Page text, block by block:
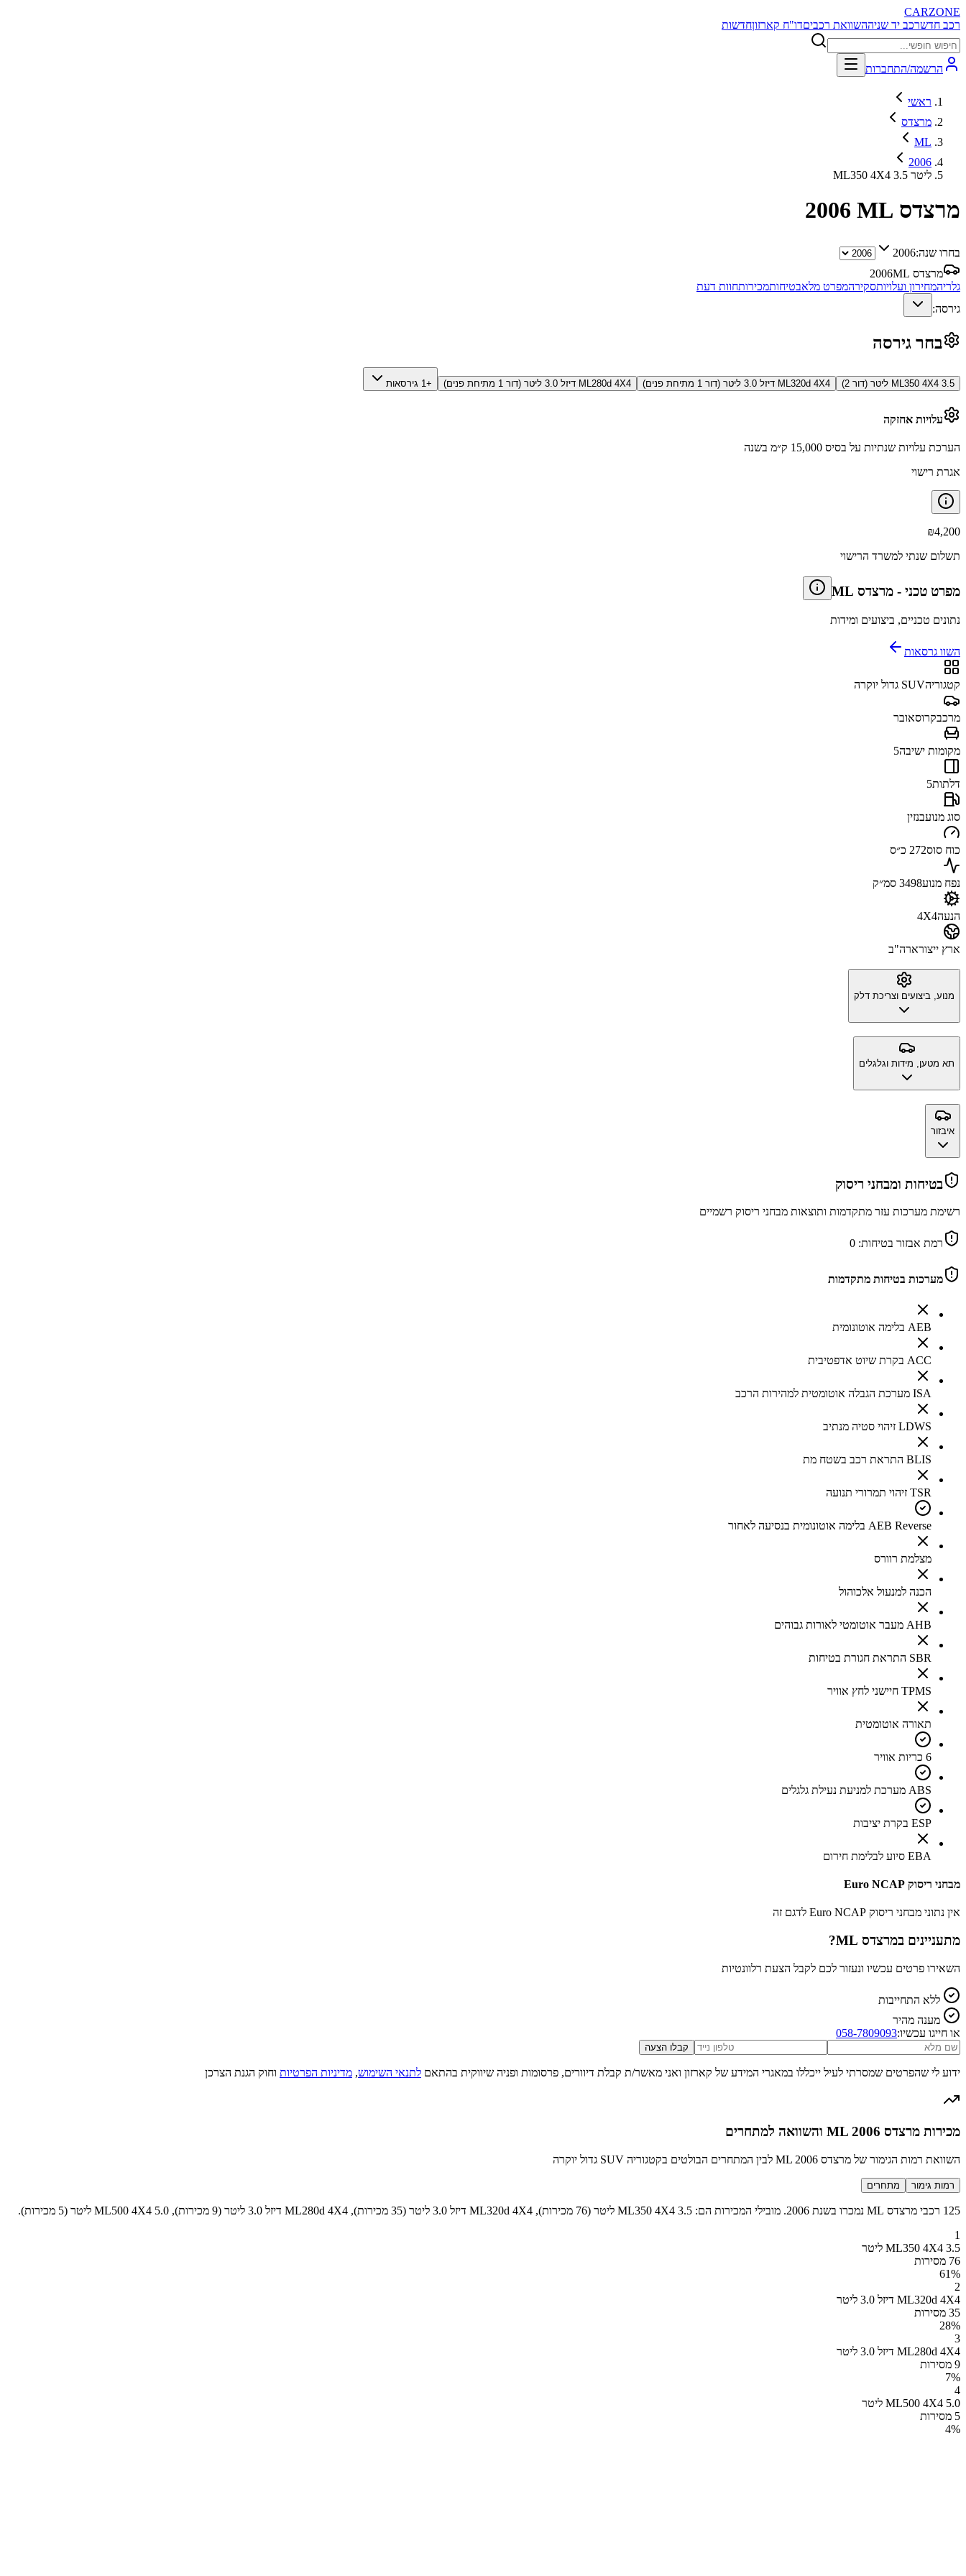
CARZONE
רכב חדשרכב יד שניההשוואת רכביםדו"ח קארזוןחדשות
הרשמה/התחברות
ראשי
מרצדס
ML
2006
ML350 4X4 3.5 ליטר
מרצדס ML 2006
בחרו שנה:2006
מרצדס ML
2006
גלריהמחירון ועלויותסקירהמפרט מלאבטיחותמכירותחוות דעת
גירסה:
בחר גירסה
ML350 4X4 3.5 ליטר (דור 2) ML320d 4X4 דיזל 3.0 ליטר (דור 1 מתיחת פנים) ML280d 4X4 דיזל 3.0 ליטר (דור 1 מתיחת פנים) +1 גירסאות
עלויות אחזקה
הערכת עלויות שנתיות על בסיס 15,000 ק״מ בשנה
אגרת רישוי
₪4,200
תשלום שנתי למשרד הרישוי
מפרט טכני - מרצדס ML
נתונים טכניים, ביצועים ומידות
השוו גרסאות
קטגוריהSUV גדול יוקרה
מרכבקרוסאובר
מקומות ישיבה5
דלתות5
סוג מנועבנזין
כוח סוס272 כ״ס
נפח מנוע3498 סמ״ק
הנעה4X4
ארץ ייצורארה"ב
מנוע, ביצועים וצריכת דלק
תא מטען, מידות וגלגלים
איבזור
בטיחות ומבחני ריסוק
רשימת מערכות עזר מתקדמות ותוצאות מבחני ריסוק רשמיים
רמת אבזור בטיחות: 0
מערכות בטיחות מתקדמות
AEB בלימה אוטונומית
ACC בקרת שיוט אדפטיבית
ISA מערכת הגבלה אוטומטית למהירות הרכב
LDWS זיהוי סטיה מנתיב
BLIS התראת רכב בשטח מת
TSR זיהוי תמרורי תנועה
AEB Reverse בלימה אוטונומית בנסיעה לאחור
מצלמת רוורס
הכנה למנעול אלכוהול
AHB מעבר אוטומטי לאורות גבוהים
SBR התראת חגורת בטיחות
TPMS חיישני לחץ אוויר
תאורה אוטומטית
6 כריות אוויר
ABS מערכת למניעת נעילת גלגלים
ESP בקרת יציבות
EBA סיוע לבלימת חירום
מבחני ריסוק Euro NCAP
אין נתוני מבחני ריסוק Euro NCAP לדגם זה
מתעניינים במרצדס ML ?
השאירו פרטים עכשיו ונעזור לכם לקבל הצעת רלוונטיות
ללא התחייבות
מענה מהיר
או חייגו עכשיו:058-7809093
קבלו הצעה
ידוע לי שהפרטים שמסרתי לעיל ייכללו במאגרי המידע של קארזון ואני מאשר/ת קבלת דיוורים, פרסומות ופניה שיווקית בהתאם לתנאי השימוש, מדיניות הפרטיות וחוק הגנת הצרכן
מכירות מרצדס ML 2006 והשוואה למתחרים
השוואת רמות הגימור של מרצדס ML 2006 לבין המתחרים הבולטים בקטגוריה SUV גדול יוקרה
רמות גימור מתחרים
125 רכבי מרצדס ML נמכרו בשנת 2006. מובילי המכירות הם: ML350 4X4 3.5 ליטר (76 מכירות), ML320d 4X4 דיזל 3.0 ליטר (35 מכירות), ML280d 4X4 דיזל 3.0 ליטר (9 מכירות), ML500 4X4 5.0 ליטר (5 מכירות).
1
ML350 4X4 3.5 ליטר
76 מסירות
61%
2
ML320d 4X4 דיזל 3.0 ליטר
35 מסירות
28%
3
ML280d 4X4 דיזל 3.0 ליטר
9 מסירות
7%
4
ML500 4X4 5.0 ליטר
5 מסירות
4%